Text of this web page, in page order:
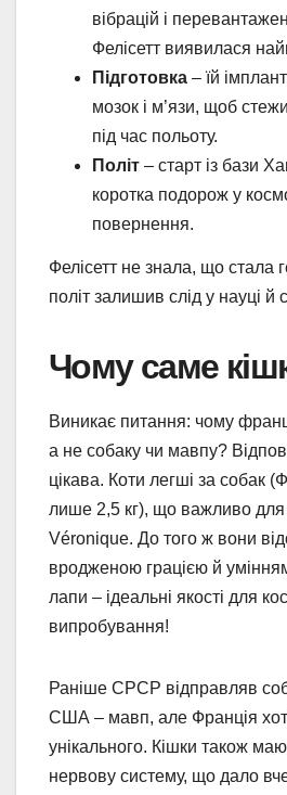
вібрацій і
Фелісетт виявилася
Підготовка – їй
мозок і м’язи, щоб
під час польоту.
Політ – старт із бази
коротка подорож у
повернення.
Фелісетт не знала, що стала
політ залишив слід у науці
Чому саме
Виникає питання: чому
а не собаку чи мавпу?
цікава. Коти легші за собак
лише 2,5 кг), що важливо для
Véronique. До того ж вони
вродженою грацією й
лапи – ідеальні якості для
випробування!
Раніше СРСР відправляв
США – мавп, але Франція
унікального. Кішки також
нервову систему, що дало